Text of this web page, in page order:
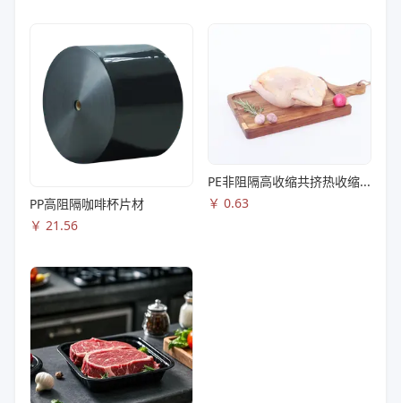
PP高阻隔咖啡杯片材
￥ 21.56
PE非阻隔高收缩共挤热收缩膜S83
￥ 0.63